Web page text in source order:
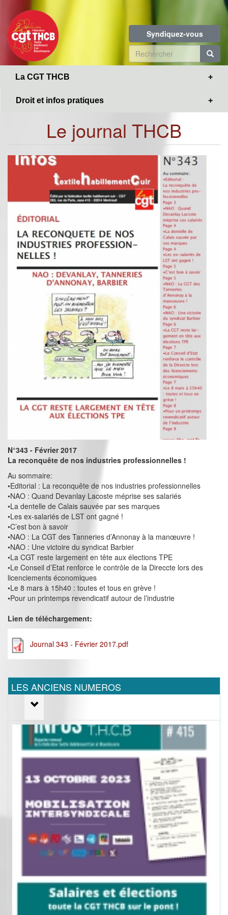
contenu
principal
Syndiquez-vous
Formulaire
de
La CGT THCB
Droit et infos pratiques
Le journal THCB
N°343 - Février 2017
La reconquête de nos industries professionnelles !
Au sommaire:
•Editorial : La reconquête de nos industries professionnelles
•NAO : Quand Devanlay Lacoste méprise ses salariés
•La dentelle de Calais sauvée par ses marques
•Les ex-salariés de LST ont gagné !
•C’est bon à savoir
•NAO : La CGT des Tanneries d’Annonay à la manœuvre !
•NAO : Une victoire du syndicat Barbier
•La CGT reste largement en tête aux élections TPE
•Le Conseil d’Etat renforce le contrôle de la Direccte lors des
licenciements économiques
•Le 8 mars à 15h40 : toutes et tous en grève !
•Pour un printemps revendicatif autour de l’industrie
Lien de téléchargement:
Journal 343 - Février 2017.pdf
LES ANCIENS NUMEROS